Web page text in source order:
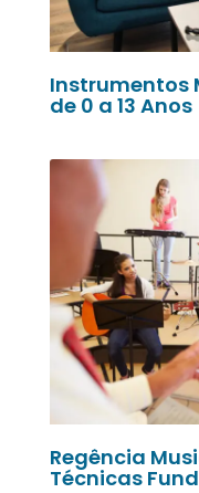
Instrumentos
de 0 a 13 Anos
Regência
Técnicas